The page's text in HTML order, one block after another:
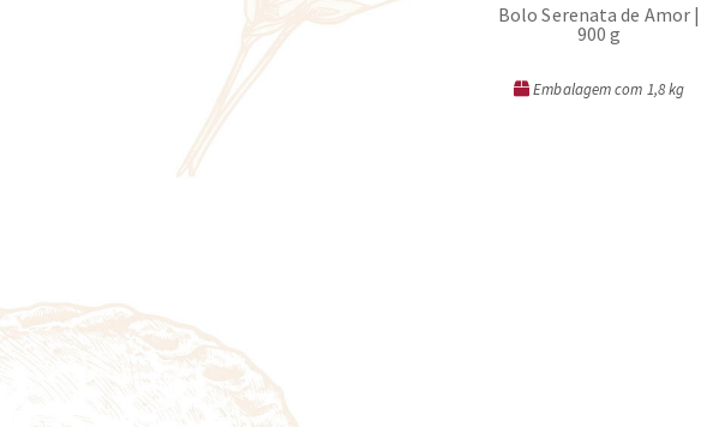
Bolo Serenata de Amor |
900 g
Embalagem com 1,8 kg